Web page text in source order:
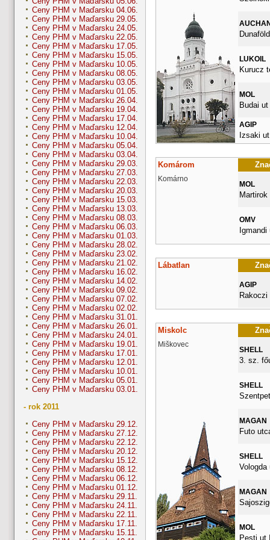
Ceny PHM v Maďarsku 04.06.
Ceny PHM v Maďarsku 29.05.
Ceny PHM v Maďarsku 24.05.
Ceny PHM v Maďarsku 22.05.
Ceny PHM v Maďarsku 17.05.
Ceny PHM v Maďarsku 15.05.
Ceny PHM v Maďarsku 10.05.
Ceny PHM v Maďarsku 08.05.
Ceny PHM v Maďarsku 03.05.
Ceny PHM v Maďarsku 01.05.
Ceny PHM v Maďarsku 26.04.
Ceny PHM v Maďarsku 19.04.
Ceny PHM v Maďarsku 17.04.
Ceny PHM v Maďarsku 12.04.
Ceny PHM v Maďarsku 10.04.
Ceny PHM v Maďarsku 05.04.
Ceny PHM v Maďarsku 03.04.
Ceny PHM v Maďarsku 29.03.
Ceny PHM v Maďarsku 27.03.
Ceny PHM v Maďarsku 22.03.
Ceny PHM v Maďarsku 20.03.
Ceny PHM v Maďarsku 15.03.
Ceny PHM v Maďarsku 13.03.
Ceny PHM v Maďarsku 08.03.
Ceny PHM v Maďarsku 06.03.
Ceny PHM v Maďarsku 01.03.
Ceny PHM v Maďarsku 28.02.
Ceny PHM v Maďarsku 23.02.
Ceny PHM v Maďarsku 21.02.
Ceny PHM v Maďarsku 16.02.
Ceny PHM v Maďarsku 14.02.
Ceny PHM v Maďarsku 09.02.
Ceny PHM v Maďarsku 07.02.
Ceny PHM v Maďarsku 02.02.
Ceny PHM v Maďarsku 31.01.
Ceny PHM v Maďarsku 26.01.
Ceny PHM v Maďarsku 24.01.
Ceny PHM v Maďarsku 19.01.
Ceny PHM v Maďarsku 17.01.
Ceny PHM v Maďarsku 12.01.
Ceny PHM v Maďarsku 10.01.
Ceny PHM v Maďarsku 05.01.
Ceny PHM v Maďarsku 03.01.
- rok 2011
Ceny PHM v Maďarsku 29.12.
Ceny PHM v Maďarsku 27.12.
Ceny PHM v Maďarsku 22.12.
Ceny PHM v Maďarsku 20.12.
Ceny PHM v Maďarsku 15.12.
Ceny PHM v Maďarsku 08.12.
Ceny PHM v Maďarsku 06.12.
Ceny PHM v Maďarsku 01.12.
Ceny PHM v Maďarsku 29.11.
Ceny PHM v Maďarsku 24.11.
Ceny PHM v Maďarsku 22.11.
Ceny PHM v Maďarsku 17.11.
Ceny PHM v Maďarsku 15.11.
LUKOIL
Kurucz
MOL
Budai ut
AGIP
Izsaki
Komárom
Komárno
MOL
Martirok
OMV
Igmandi
Lábatlan
AGIP
Rakoczi
Miskolc
Miškovec
SHELL
3. sz.
SHELL
MAGAN
Futo
SHELL
Vologda
MAGAN
MOL
Pesti ut